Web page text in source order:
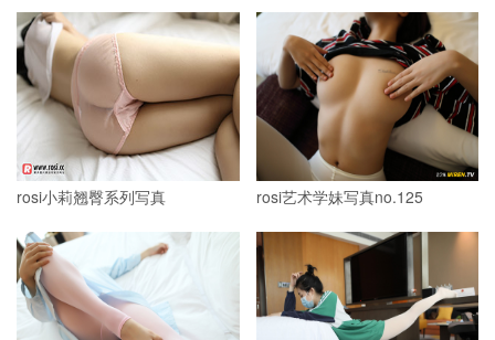
rosi小莉翘臀系列写真 rosi艺术学妹写真no.125